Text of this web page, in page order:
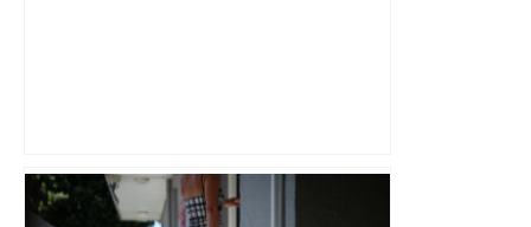
Romain Ntamack de retour à